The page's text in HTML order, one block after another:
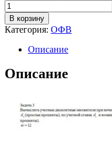
В корзину
Категория: ОФВ
Описание
Описание